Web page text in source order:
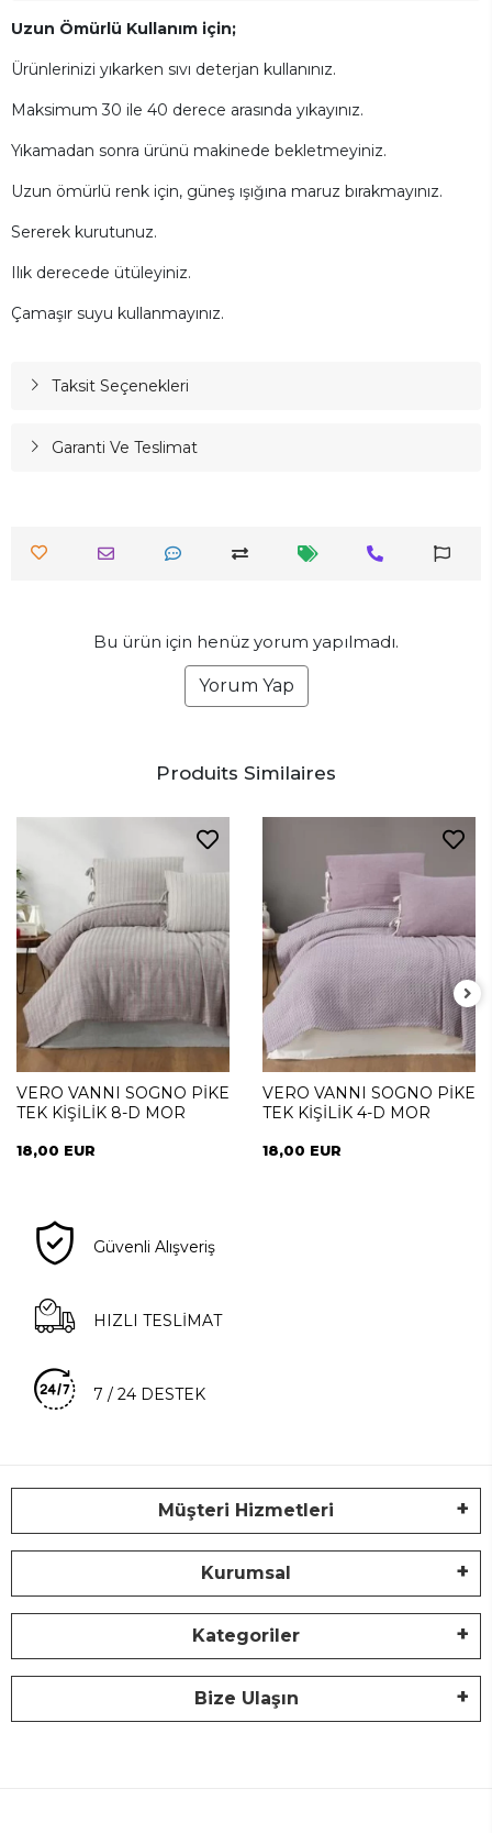
Uzun Ömürlü Kullanım için;
Ürünlerinizi yıkarken sıvı deterjan kullanınız.
Maksimum 30 ile 40 derece arasında yıkayınız.
Yıkamadan sonra ürünü makinede bekletmeyiniz.
Uzun ömürlü renk için, güneş ışığına maruz bırakmayınız.
Sererek kurutunuz.
Ilık derecede ütüleyiniz.
Çamaşır suyu kullanmayınız.
Taksit Seçenekleri
Garanti Ve Teslimat
Bu ürün için henüz yorum yapılmadı.
Yorum Yap
Produits Similaires
VERO VANNI SOGNO PİKE
TEK KİŞİLİK 8-D MOR
18,00 EUR
VERO VANNI SOGNO PİKE
TEK KİŞİLİK 4-D MOR
18,00 EUR
Güvenli Alışveriş
HIZLI TESLİMAT
7 / 24 DESTEK
Müşteri Hizmetleri
Kurumsal
Kategoriler
Bize Ulaşın